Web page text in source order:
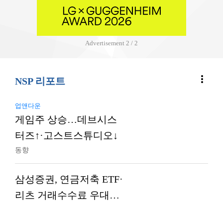
Advertisement 2 / 2
NSP 리포트 more_vert
업앤다운
게임주 상승…데브시스
터즈↑·고스트스튜디오↓
동향
삼성증권, 연금저축 ETF·
리츠 거래수수료 우대…